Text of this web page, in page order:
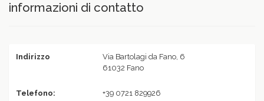
informazioni di contatto
Indirizzo
Via Bartolagi da Fano, 6
61032 Fano
Telefono: +39 0721 829926